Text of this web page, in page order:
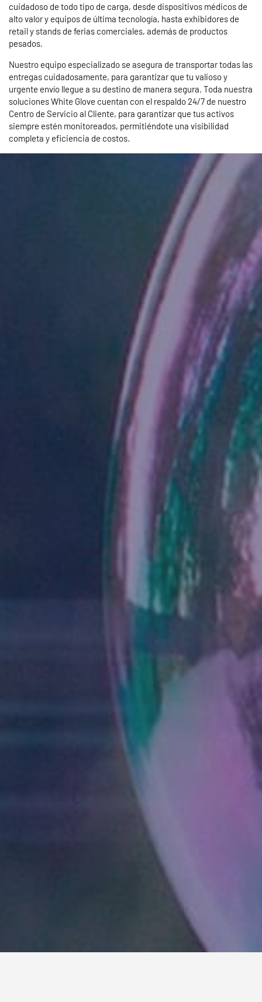
cuidadoso de todo tipo de carga, desde dispositivos médicos de
alto valor y equipos de última tecnología, hasta exhibidores de
retail y stands de ferias comerciales, además de productos
pesados.
Nuestro equipo especializado se asegura de transportar todas las
entregas cuidadosamente, para garantizar que tu valioso y
urgente envío llegue a su destino de manera segura. Toda nuestra
soluciones White Glove cuentan con el respaldo 24/7 de nuestro
Centro de Servicio al Cliente, para garantizar que tus activos
siempre estén monitoreados, permitiéndote una visibilidad
completa y eficiencia de costos.